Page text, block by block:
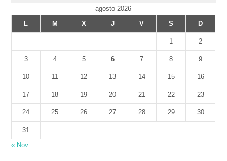
agosto 2026
L
M X J V S D
1 2
3 4 5 6 7 8 9
10 11 12 13 14 15 16
17 18 19 20 21 22 23
24 25 26 27 28 29 30
31
« Nov